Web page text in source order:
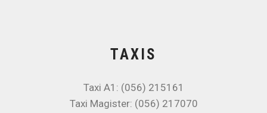
TAXIS
Taxi A1: (056) 215161
Taxi Magister: (056) 217070